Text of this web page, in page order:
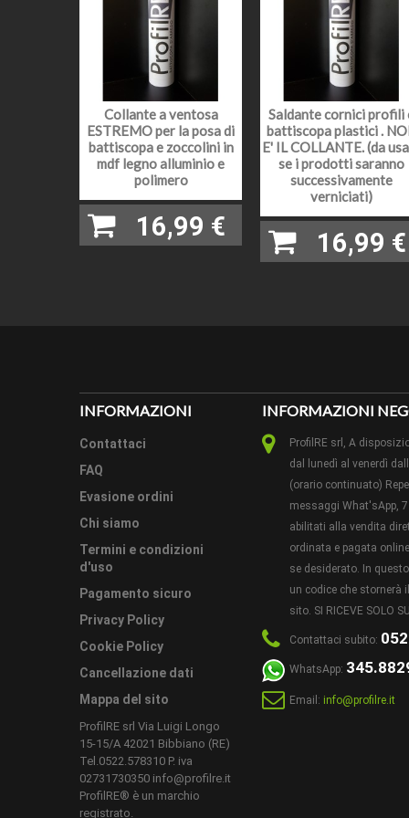
PEZZI
ALTRE
Collante a ventosa
ESTREMO per la posa di
battiscopa e zoccolini in
mdf legno alluminio e
polimero
16,99 €
Saldante cornici profili
battiscopa plastici .
E' IL COLLANTE. (da
se i prodotti saranno
successivamente
verniciati)
16,99 €
INFORMAZIONI
Contattaci
FAQ
Evasione ordini
Chi siamo
Termini e condizioni
d'uso
Pagamento sicuro
Privacy Policy
Cookie Policy
Cancellazione dati
Mappa del sito
ProfilRE srl Via Luigi Longo
15-15/A 42021 Bibbiano (RE)
Tel.0522.578310 P. iva
02731730350 info@profilre.it
ProfilRE® è un marchio
registrato.
INFORMAZIONI
ProfilRE srl, A
dal lunedì al venerdì
(orario continuato)
messaggi What'sApp,
abilitati alla vendita
ordinata e pagata
se desiderato. In
un codice che stornerà
sito. SI RICEVE SOLO
Contattaci subito:
WhatsApp:
Email: info@profilre.it